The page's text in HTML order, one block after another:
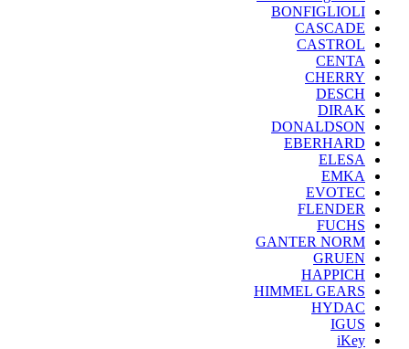
BONFIGLIOLI
CASCADE
CASTROL
CENTA
CHERRY
DESCH
DIRAK
DONALDSON
EBERHARD
ELESA
EMKA
EVOTEC
FLENDER
FUCHS
GANTER NORM
GRUEN
HAPPICH
HIMMEL GEARS
HYDAC
IGUS
iKey